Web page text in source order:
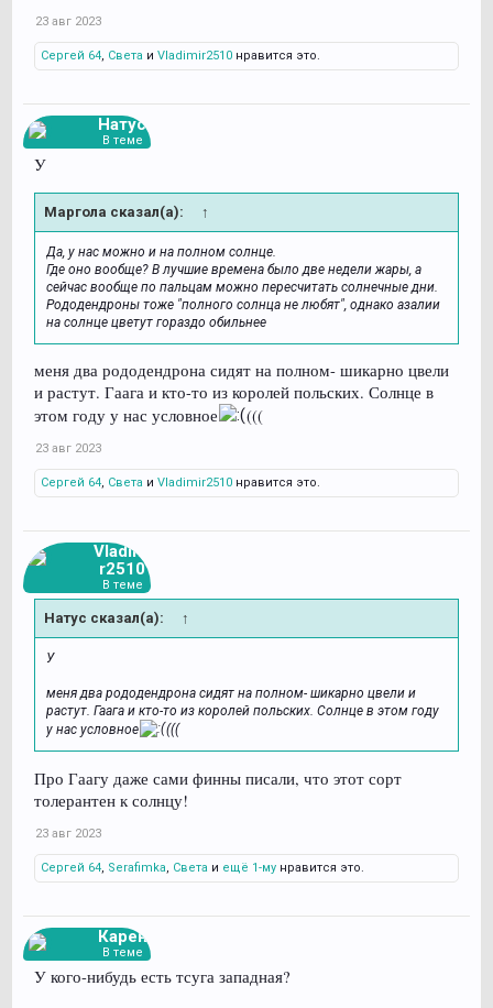
23 авг 2023
Сергей 64, Света и Vladimir2510 нравится это.
Натус
В теме
У
Маргола сказал(а): ↑
Да, у нас можно и на полном солнце.
Где оно вообще? В лучшие времена было две недели жары, а
сейчас вообще по пальцам можно пересчитать солнечные дни.
Рододендроны тоже "полного солнца не любят", однако азалии
на солнце цветут гораздо обильнее
меня два рододендрона сидят на полном- шикарно цвели
и растут. Гаага и кто-то из королей польских. Солнце в
этом году у нас условное
(((
23 авг 2023
Сергей 64, Света и Vladimir2510 нравится это.
Vladimi
r2510
В теме
Натус сказал(а): ↑
У
меня два рододендрона сидят на полном- шикарно цвели и
растут. Гаага и кто-то из королей польских. Солнце в этом году
у нас условное
(((
Про Гаагу даже сами финны писали, что этот сорт
толерантен к солнцу!
23 авг 2023
Сергей 64, Serafimka, Света и ещё 1-му нравится это.
Карен
В теме
У кого-нибудь есть тсуга западная?